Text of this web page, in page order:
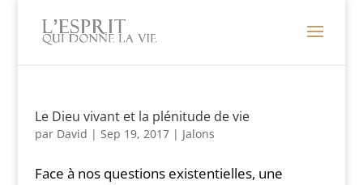
Le Dieu vivant et la plénitude de vie
par David | Sep 19, 2017| Jalons
Face à nos questions existentielles, une